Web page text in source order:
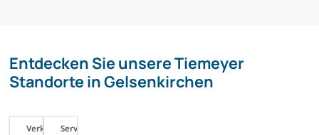
Entdecken Sie unsere Tiemeyer
Standorte in Gelsenkirchen
Verkauf Service